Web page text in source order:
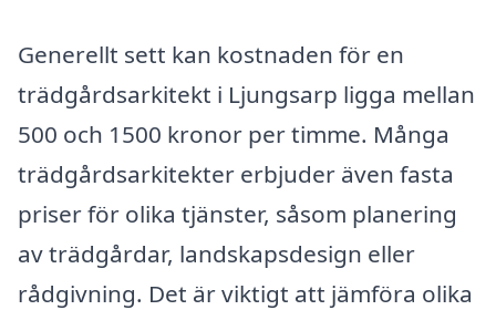
Generellt sett kan kostnaden för en
trädgårdsarkitekt i Ljungsarp ligga mellan
500 och 1500 kronor per timme. Många
trädgårdsarkitekter erbjuder även fasta
priser för olika tjänster, såsom planering
av trädgårdar, landskapsdesign eller
rådgivning. Det är viktigt att jämföra olika